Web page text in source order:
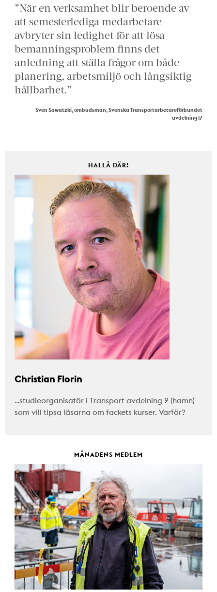
”När en verksamhet blir beroende av
att semesterlediga medarbetare
avbryter sin ledighet för att lösa
bemanningsproblem finns det
anledning att ställa frågor om både
planering, arbetsmiljö och långsiktig
hållbarhet.”
Sven Sawatzki, ombudsman, Svenska Transportarbetareförbundet
avdelning 17
HALLÅ DÄR!
Christian Florin
…studieorganisatör i Transport avdelning 2 (hamn)
som vill tipsa läsarna om fackets kurser. Varför?
MÅNADENS MEDLEM